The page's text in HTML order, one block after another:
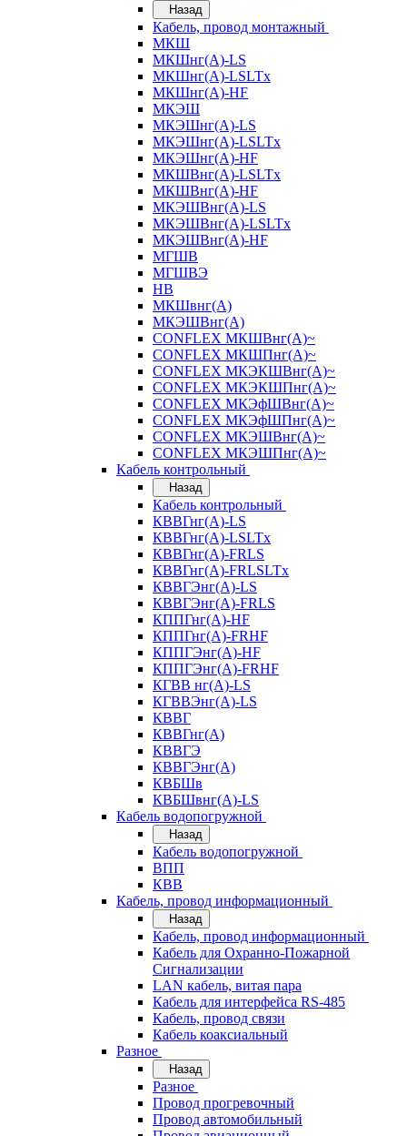
Назад
Кабель, провод монтажный
МКШ
МКШнг(А)-LS
МКШнг(А)-LSLTx
МКШнг(А)-HF
МКЭШ
МКЭШнг(А)-LS
МКЭШнг(А)-LSLTx
МКЭШнг(А)-HF
МКШВнг(A)-LSLTx
МКШВнг(А)-HF
МКЭШВнг(А)-LS
МКЭШВнг(A)-LSLTx
МКЭШВнг(А)-HF
МГШВ
МГШВЭ
НВ
МКШвнг(А)
МКЭШВнг(А)
CONFLEX МКШВнг(А)~
CONFLEX МКШПнг(А)~
CONFLEX МКЭКШВнг(А)~
CONFLEX МКЭКШПнг(А)~
CONFLEX МКЭфШВнг(А)~
CONFLEX МКЭфШПнг(А)~
CONFLEX МКЭШВнг(А)~
CONFLEX МКЭШПнг(А)~
Кабель контрольный
Назад
Кабель контрольный
КВВГнг(А)-LS
КВВГнг(А)-LSLTx
КВВГнг(А)-FRLS
КВВГнг(А)-FRLSLTx
КВВГЭнг(А)-LS
КВВГЭнг(А)-FRLS
КППГнг(А)-HF
КППГнг(А)-FRHF
КППГЭнг(А)-HF
КППГЭнг(А)-FRHF
КГВВ нг(А)-LS
КГВВЭнг(А)-LS
КВВГ
КВВГнг(А)
КВВГЭ
КВВГЭнг(А)
КВБШв
КВБШвнг(А)-LS
Кабель водопогружной
Назад
Кабель водопогружной
ВПП
КВВ
Кабель, провод информационный
Назад
Кабель, провод информационный
Кабель для Охранно-Пожарной
Сигнализации
LAN кабель, витая пара
Кабель для интерфейса RS-485
Кабель, провод связи
Кабель коаксиальный
Разное
Назад
Разное
Провод прогревочный
Провод автомобильный